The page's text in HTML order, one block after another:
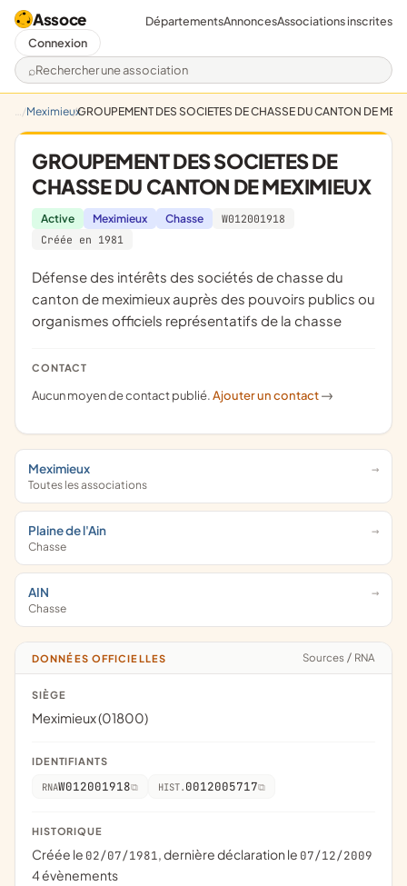
Assoce
Rechercher une association
DépartementsAnnoncesAssociations inscrites
Connexion
MeximieuxGROUPEMENT DES SOCIETES DE CHASSE DU CANTON DE
GROUPEMENT DES SOCIETES DE
CHASSE DU CANTON DE MEXIMIEUX
Active Meximieux Chasse
W012001918
Créée en 1981
défense des intérêts des sociétés de chasse du
canton de meximieux auprès des pouvoirs publics ou
organismes officiels représentatifs de la chasse
CONTACT
Aucun moyen de contact publié.Ajouter un contact ->
Meximieux
Toutes les associations
Plaine de l'Ain
Chasse
AIN
Chasse
DONNÉES OFFICIELLES Sources / RNA
SIÈGE
Meximieux (01800)
IDENTIFIANTS
RNAW012001918 HIST. 0012005717
HISTORIQUE
Créée le 02/07/1981, dernière déclaration le 07/12/2009
4 évènements